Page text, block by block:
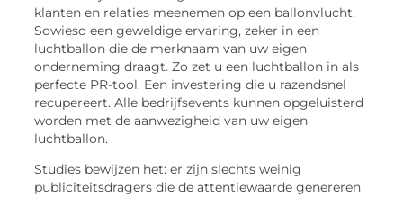
klanten en relaties meenemen op een ballonvlucht.
Sowieso een geweldige ervaring, zeker in een
luchtballon die de merknaam van uw eigen
onderneming draagt. Zo zet u een luchtballon in als
perfecte PR-tool. Een investering die u razendsnel
recupereert. Alle bedrijfsevents kunnen opgeluisterd
worden met de aanwezigheid van uw eigen
luchtballon.
Studies bewijzen het: er zijn slechts weinig
publiciteitsdragers die de attentiewaarde genereren